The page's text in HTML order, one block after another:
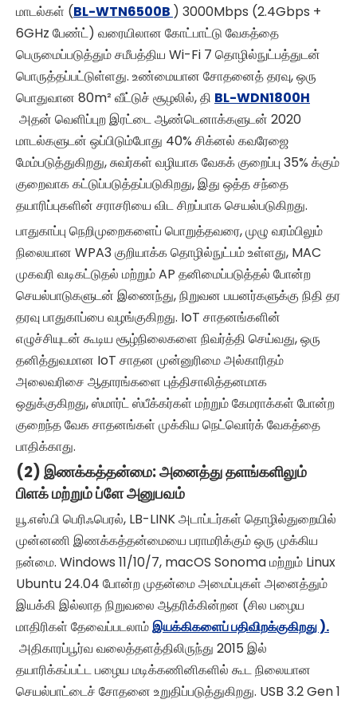
மாடல்கள் (BL-WTN6500B ) 3000Mbps (2.4Gbps +
6GHz பேண்ட்) வரையிலான கோட்பாட்டு வேகத்தை
பெருமைப்படுத்தும் சமீபத்திய Wi-Fi 7 தொழில்நுட்பத்துடன்
பொருத்தப்பட்டுள்ளது. உண்மையான சோதனைத் தரவு, ஒரு
பொதுவான 80m² வீட்டுச் சூழலில், தி BL-WDN1800H
அதன் வெளிப்புற இரட்டை ஆண்டெனாக்களுடன் 2020
மாடல்களுடன் ஒப்பிடும்போது 40% சிக்னல் கவரேஜை
மேம்படுத்துகிறது, சுவர்கள் வழியாக வேகக் குறைப்பு 35% க்கும்
குறைவாக கட்டுப்படுத்தப்படுகிறது, இது ஒத்த சந்தை
தயாரிப்புகளின் சராசரியை விட சிறப்பாக செயல்படுகிறது.
பாதுகாப்பு நெறிமுறைகளைப் பொறுத்தவரை, முழு வரம்பிலும்
நிலையான WPA3 குறியாக்க தொழில்நுட்பம் உள்ளது, MAC
முகவரி வடிகட்டுதல் மற்றும் AP தனிமைப்படுத்தல் போன்ற
செயல்பாடுகளுடன் இணைந்து, நிறுவன பயனர்களுக்கு நிதி தர
தரவு பாதுகாப்பை வழங்குகிறது. IoT சாதனங்களின்
எழுச்சியுடன் கூடிய சூழ்நிலைகளை நிவர்த்தி செய்வது, ஒரு
தனித்துவமான IoT சாதன முன்னுரிமை அல்காரிதம்
அலைவரிசை ஆதாரங்களை புத்திசாலித்தனமாக
ஒதுக்குகிறது, ஸ்மார்ட் ஸ்பீக்கர்கள் மற்றும் கேமராக்கள் போன்ற
குறைந்த வேக சாதனங்கள் முக்கிய நெட்வொர்க் வேகத்தை
பாதிக்காது.
(2) இணக்கத்தன்மை: அனைத்து தளங்களிலும்
பிளக் மற்றும் ப்ளே அனுபவம்
யூ.எஸ்.பி பெரிஃபெரல், LB-LINK அடாப்டர்கள் தொழில்துறையில்
முன்னணி இணக்கத்தன்மையை பராமரிக்கும் ஒரு முக்கிய
நன்மை. Windows 11/10/7, macOS Sonoma மற்றும் Linux
Ubuntu 24.04 போன்ற முதன்மை அமைப்புகள் அனைத்தும்
இயக்கி இல்லாத நிறுவலை ஆதரிக்கின்றன (சில பழைய
மாதிரிகள் தேவைப்படலாம்இயக்கிகளைப் பதிவிறக்குகிறது ).
அதிகாரப்பூர்வ வலைத்தளத்திலிருந்து 2015 இல்
தயாரிக்கப்பட்ட பழைய மடிக்கணினிகளில் கூட நிலையான
செயல்பாட்டைச் சோதனை உறுதிப்படுத்துகிறது. USB 3.2 Gen 1